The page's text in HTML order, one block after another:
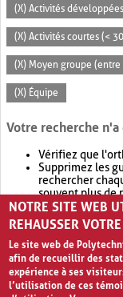
(X) Activités
(X) Activités courtes (<
(X) Moyen groupe
(X) Équipe
Votre recherche
Vérifiez que
Supprimez les
rechercher
souvent plus de
Envisagez
retournera
NOTRE SITE WEB
REHAUSSER
Le site web de
afin de recueillir des
expérience à ses
l’utilisation de ces